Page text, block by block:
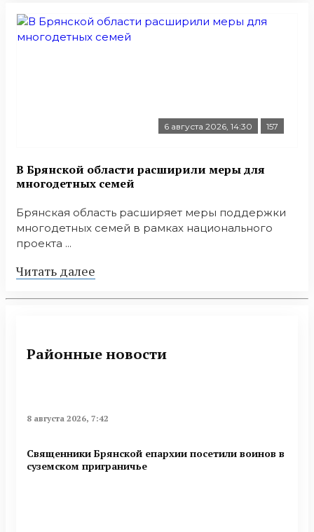
6 августа 2026, 14:30 157
В Брянской области расширили меры для
многодетных семей
Брянская область расширяет меры поддержки
многодетных семей в рамках национального
проекта ...
Читать далее
Районные новости
8 августа 2026, 7:42
Священники Брянской епархии посетили воинов в
суземском приграничье